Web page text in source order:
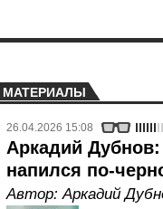
МАТЕРИАЛЫ
26.04.2026 15:08
Аркадий
напился по-
Автор:Аркадий